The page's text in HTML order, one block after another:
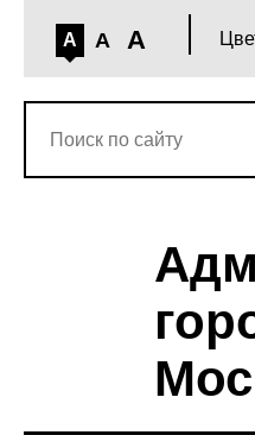
A A A